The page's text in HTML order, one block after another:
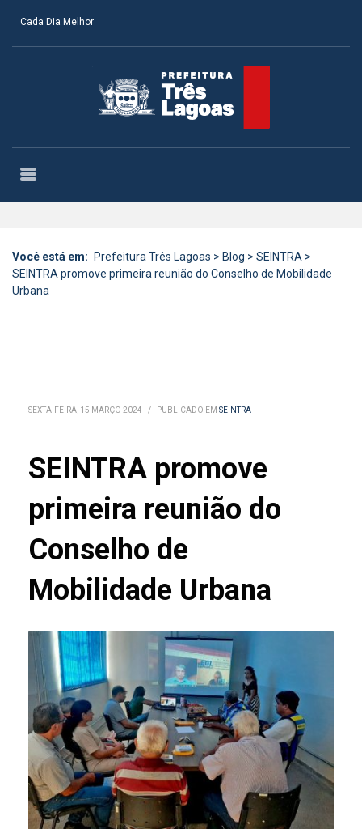
Cada Dia Melhor
Você está em: Prefeitura Três Lagoas > Blog > SEINTRA >
SEINTRA promove primeira reunião do Conselho de Mobilidade
Urbana
SEXTA-FEIRA, 15 MARÇO 2024 / PUBLICADO EM SEINTRA
SEINTRA promove
primeira reunião do
Conselho de
Mobilidade Urbana